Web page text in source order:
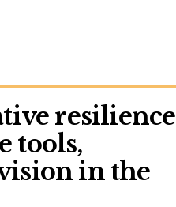
resilience
tools,
in the